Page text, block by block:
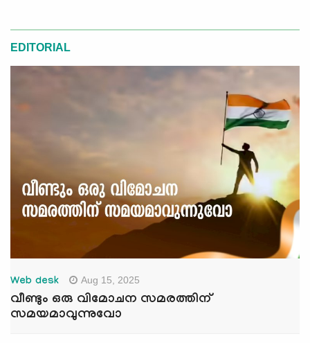
EDITORIAL
Web desk Aug 15, 2025
വീണ്ടും ഒരു വിമോചന സമരത്തിന്
സമയമാവുന്നുവോ